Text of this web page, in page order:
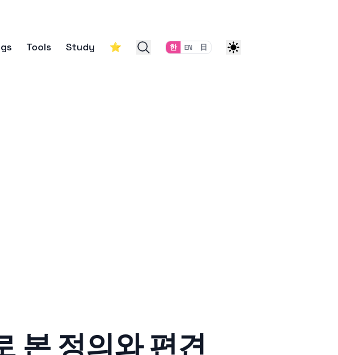
Tools Study ⭐ 한 EN 日
본 정의와 편견